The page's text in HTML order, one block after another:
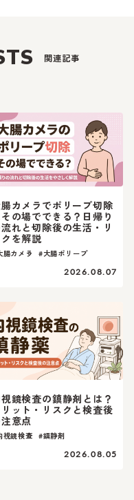
関連記事
カメラでポリープ切除
の場でできる？日帰り
れと切除後の生活・リ
を解説
腸カメラ #大腸ポリープ
2026.08.07
鏡検査の鎮静剤とは？
リット・リスクと検査後
意点
視鏡検査 #鎮静剤
2026.08.05